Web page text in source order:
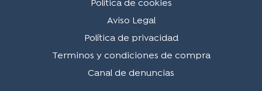
Política de cookies
Aviso Legal
Política de privacidad
Terminos y condiciones de compra
Canal de denuncias